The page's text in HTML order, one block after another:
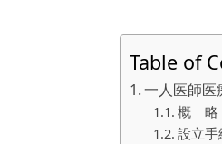
Table of
一人医師医
概 略
設立手